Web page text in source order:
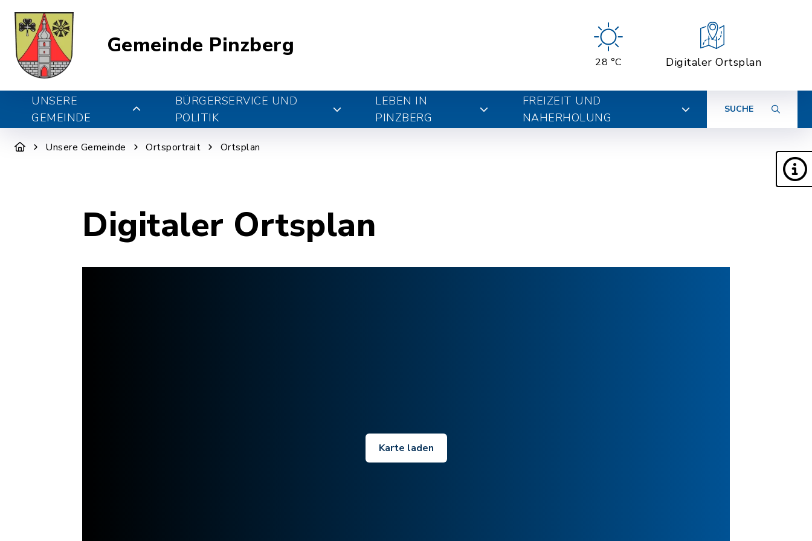
Gemeinde Pinzberg
28 °C Digitaler Ortsplan
UNSERE
GEMEINDE
BÜRGERSERVICE UND
POLITIK
LEBEN IN
PINZBERG
FREIZEIT UND
NAHERHOLUNG
SUCHE
Unsere Gemeinde Ortsportrait Ortsplan
Digitaler Ortsplan
Karte laden